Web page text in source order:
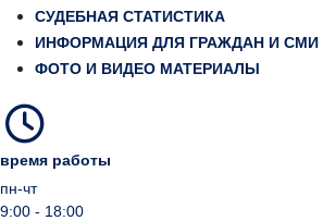
СУДЕБНАЯ СТАТИСТИКА
ИНФОРМАЦИЯ ДЛЯ ГРАЖДАН И СМИ
ФОТО И ВИДЕО МАТЕРИАЛЫ
время работы
пн-чт
9:00 - 18:00